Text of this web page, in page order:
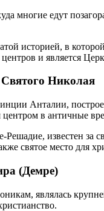
многие едут
историей, в
и является
Николая
Анталии,
в античные
известен за
святое место для
(Демре)
являлась